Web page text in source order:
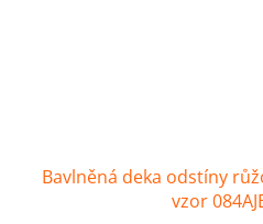
Bavlněná deka odstíny
vzor